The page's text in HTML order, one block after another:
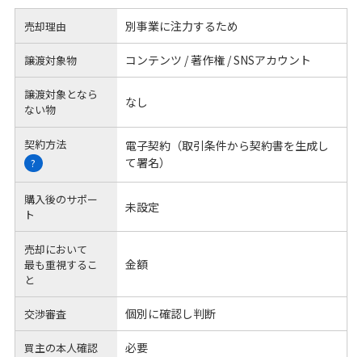
売却理由 別事業に注力するため
譲渡対象物 コンテンツ / 著作権 / SNSアカウント
譲渡対象となら
ない物
なし
契約方法
?
電子契約（取引条件から契約書を生成し
て署名）
購入後のサポー
ト
未設定
売却において
最も重視するこ
と
金額
交渉審査 個別に確認し判断
買主の本人確認 必要